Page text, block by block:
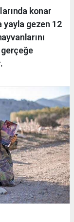
konar
yayla gezen 12